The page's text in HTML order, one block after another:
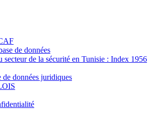
de données
secteur de la sécurité en Tunisie : Index 1956
de données juridiques